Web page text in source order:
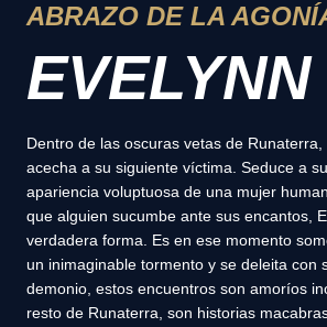
ABRAZO DE LA
EVELYNN
Dentro de las oscuras vetas de
acecha a su siguiente víctima. Seduce a
apariencia voluptuosa de una mujer
que alguien sucumbe ante sus encantos,
verdadera forma. Es en ese momento
un inimaginable tormento y se deleita con
demonio, estos encuentros son amoríos
resto de Runaterra, son historias